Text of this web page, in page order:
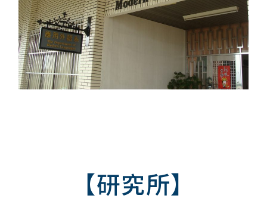
【研究所】